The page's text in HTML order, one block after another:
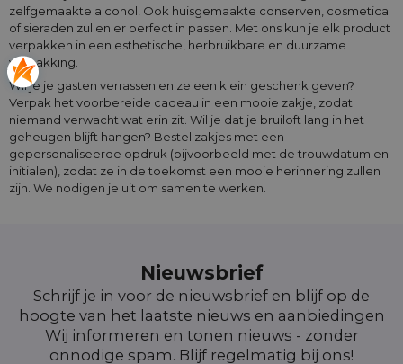
zelfgemaakte alcohol! Ook huisgemaakte conserven, cosmetica
of sieraden zullen er perfect in passen. Met ons kun je elk product
verpakken in een esthetische, herbruikbare en duurzame
verpakking.
Wil je je gasten verrassen en ze een klein geschenk geven?
Verpak het voorbereide cadeau in een mooie zakje, zodat
niemand verwacht wat erin zit. Wil je dat je bruiloft lang in het
geheugen blijft hangen? Bestel zakjes met een
gepersonaliseerde opdruk (bijvoorbeeld met de trouwdatum en
initialen), zodat ze in de toekomst een mooie herinnering zullen
zijn. We nodigen je uit om samen te werken.
Nieuwsbrief
Schrijf je in voor de nieuwsbrief en blijf op de
hoogte van het laatste nieuws en aanbiedingen
Wij informeren en tonen nieuws - zonder
onnodige spam. Blijf regelmatig bij ons!